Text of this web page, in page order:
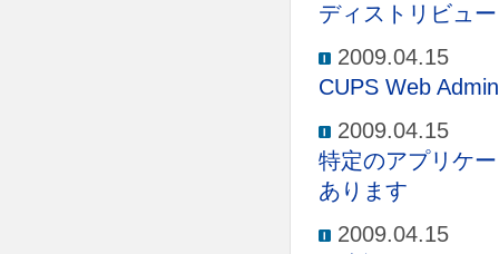
ディストリビュ
2009.04.15
CUPS Web
2009.04.15
特定のアプリケ
あります
2009.04.15